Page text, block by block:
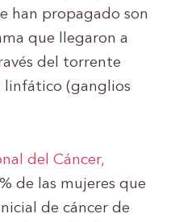
han propagado son
que llegaron a
del torrente
linfático (ganglios
del Cáncer,
de las mujeres que
de cáncer de